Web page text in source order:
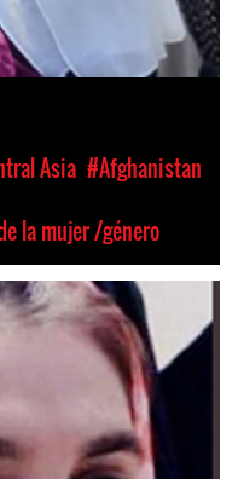
Asia #Afghanistan
la mujer /género